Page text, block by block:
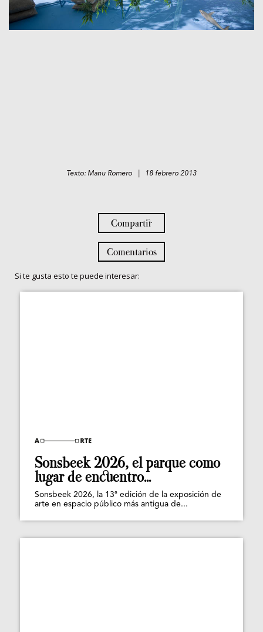
Texto: Manu Romero | 18 febrero 2013
Compartir
Comentarios
Si te gusta esto te puede interesar:
Sonsbeek 2026, el parque como
lugar de encuentro...
Sonsbeek 2026, la 13ª edición de la exposición de
arte en espacio público más antigua de...